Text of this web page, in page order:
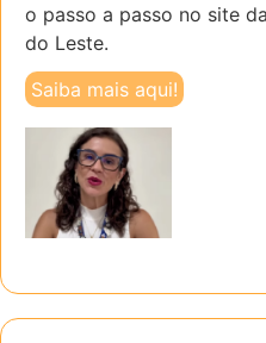
o passo a passo no site
do Leste.
Saiba mais aqui!